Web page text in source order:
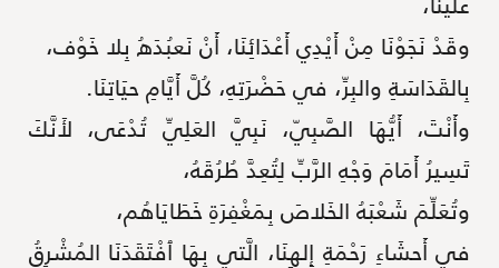
وقَدْ نَجَوْنَا مِنْ أَيْدِي أَعْدَائِنَا، أَنْ نَعبُدَهُ بِلا خَوْف،
بِالقَدَاسَةِ والبِرِّ، في حَضْرَتِهِ، كُلَّ أَيَّامِ حيَاتِنَا.
وأَنْتَ، أَيُّهَا الصَّبِيّ، نَبِيَّ العَلِيِّ تُدْعَى، لأَنَّكَ
تَسِيرُ أَمَامَ وَجْهِ الرَّبِّ لِتُعِدَّ طُرُقَهُ،
وتُعَلِّمَ شَعْبَهُ الخَلاصَ بِمَغْفِرَةِ خَطَايَاهُم،
في أَحشَاءِ رَحْمَةِ إِلهِنَا، الَّتي بِهَا ٱفْتَقَدَنَا المُشْرِقُ